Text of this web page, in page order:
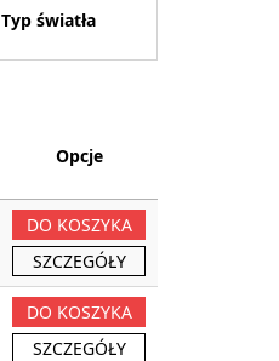
Typ światła
Opcje
DO KOSZYKA
SZCZEGÓŁY
DO KOSZYKA
SZCZEGÓŁY